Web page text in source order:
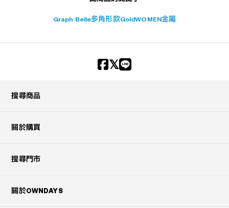
Graph Belle多角形款GoldWOMEN金屬
搜尋商品
關於購買
搜尋門市
關於OWNDAYS